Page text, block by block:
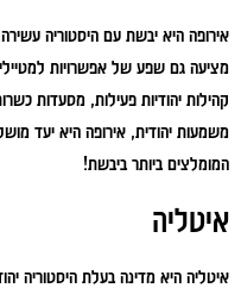
אירופה היא יבשת עם היסטוריה
מציעה גם שפע של אפשרויות
קהילות יהודיות פעילות, מסעדות
משמעות יהודית, אירופה היא יעד
המומלצים ביותר ביבשת!
איטליה
איטליה היא מדינה בעלת היסטוריה